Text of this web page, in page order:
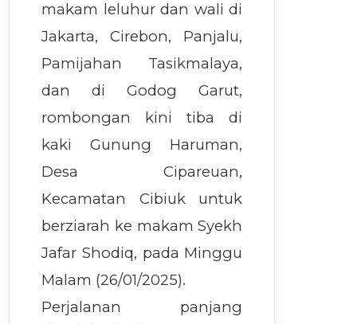
makam leluhur dan wali di
Jakarta, Cirebon, Panjalu,
Pamijahan Tasikmalaya,
dan di Godog Garut,
rombongan kini tiba di
kaki Gunung Haruman,
Desa Cipareuan,
Kecamatan Cibiuk untuk
berziarah ke makam Syekh
Jafar Shodiq, pada Minggu
Malam (26/01/2025).
Perjalanan panjang